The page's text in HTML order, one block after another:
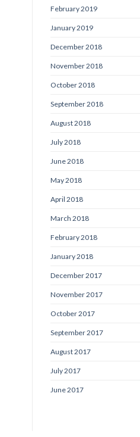
February 2019
January 2019
December 2018
November 2018
October 2018
September 2018
August 2018
July 2018
June 2018
May 2018
April 2018
March 2018
February 2018
January 2018
December 2017
November 2017
October 2017
September 2017
August 2017
July 2017
June 2017